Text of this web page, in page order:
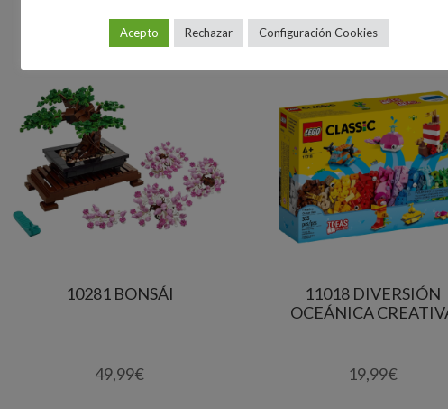
10281 BONSÁI
49,99€
11018 DIVERSIÓN
OCEÁNICA
19,99€
Acepto Rechazar Configuración Cookies